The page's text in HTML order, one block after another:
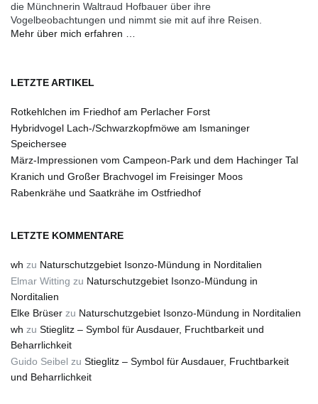
die Münchnerin Waltraud Hofbauer über ihre
Vogelbeobachtungen und nimmt sie mit auf ihre Reisen.
Mehr über mich erfahren …
LETZTE ARTIKEL
Rotkehlchen im Friedhof am Perlacher Forst
Hybridvogel Lach-/Schwarzkopfmöwe am Ismaninger
Speichersee
März-Impressionen vom Campeon-Park und dem Hachinger Tal
Kranich und Großer Brachvogel im Freisinger Moos
Rabenkrähe und Saatkrähe im Ostfriedhof
LETZTE KOMMENTARE
wh zu Naturschutzgebiet Isonzo-Mündung in Norditalien
Elmar Witting zu Naturschutzgebiet Isonzo-Mündung in
Norditalien
Elke Brüser zu Naturschutzgebiet Isonzo-Mündung in Norditalien
wh zu Stieglitz – Symbol für Ausdauer, Fruchtbarkeit und
Beharrlichkeit
Guido Seibel zu Stieglitz – Symbol für Ausdauer, Fruchtbarkeit
und Beharrlichkeit